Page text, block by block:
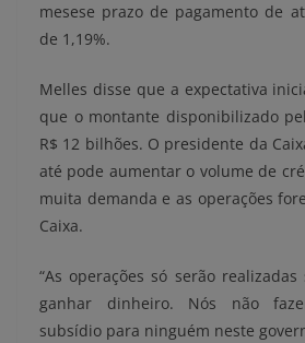
mesese prazo de pagamento de
de 1,19%.
Melles disse que a expectativa
que o montante disponibilizado
R$ 12 bilhões. O presidente da
até pode aumentar o volume de
muita demanda e as operações
Caixa.
“As operações só serão
ganhar dinheiro. Nós não
subsídio para ninguém neste